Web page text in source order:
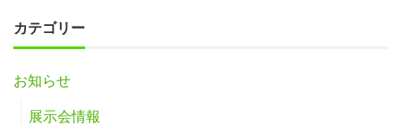
カテゴリー
お知らせ
展示会情報